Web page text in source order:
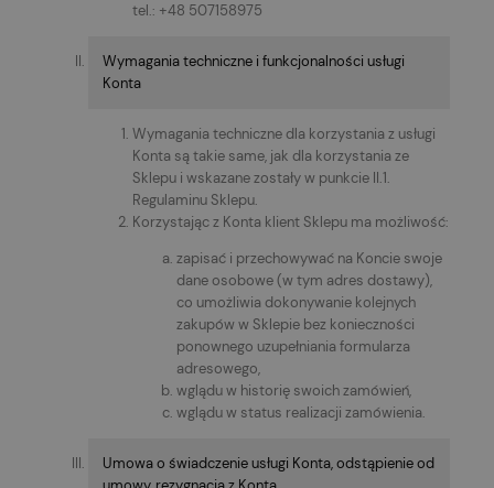
tel.: +48 507158975
Wymagania techniczne i funkcjonalności usługi
Konta
Wymagania techniczne dla korzystania z usługi
Konta są takie same, jak dla korzystania ze
Sklepu i wskazane zostały w punkcie II.1.
Regulaminu Sklepu.
Korzystając z Konta klient Sklepu ma możliwość:
zapisać i przechowywać na Koncie swoje
dane osobowe (w tym adres dostawy),
co umożliwia dokonywanie kolejnych
zakupów w Sklepie bez konieczności
ponownego uzupełniania formularza
adresowego,
wglądu w historię swoich zamówień,
wglądu w status realizacji zamówienia.
Umowa o świadczenie usługi Konta, odstąpienie od